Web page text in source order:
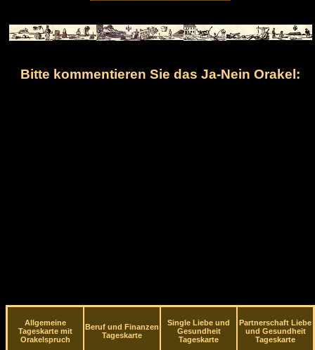
Bitte kommentieren Sie das Ja-Nein Orakel:
Allgemeine
Tageskarte mit
Orakelspruch
Beruf und Finanzen
Tageskarte
Single Liebe und
Gesundheit
Tageskarte
Partnerschaft Liebe
und Gesundheit
Tageskarte